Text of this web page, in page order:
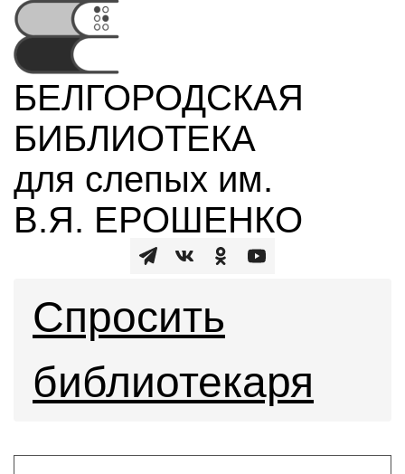
БЕЛГОРОДСКАЯ
БИБЛИОТЕКА
для слепых им.
В.Я. ЕРОШЕНКО
Спросить
библиотекаря